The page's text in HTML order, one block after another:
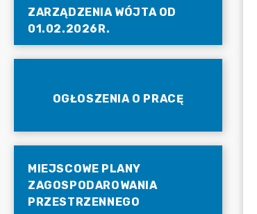
ZARZĄDZENIA WÓJTA OD
01.02.2026R.
OGŁOSZENIA O PRACĘ
MIEJSCOWE PLANY
ZAGOSPODAROWANIA
PRZESTRZENNEGO